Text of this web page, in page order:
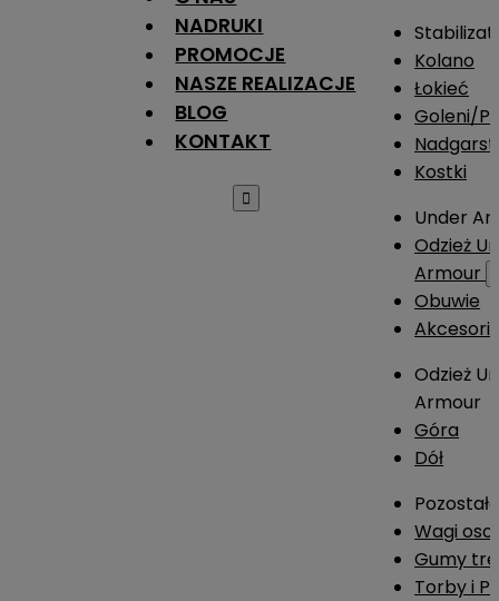
NADRUKI
PROMOCJE
NASZE REALIZACJE
BLOG
KONTAKT

Kolano
Łokieć
Goleni/
Kostki
Under
Odzież
Armour
Obuwie
Odzież
Armour
Góra
Dół
Wagi
Gumy
Torby i